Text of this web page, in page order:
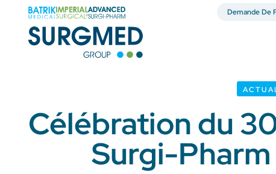
Demande De
Célébration du
Surgi-Pharm